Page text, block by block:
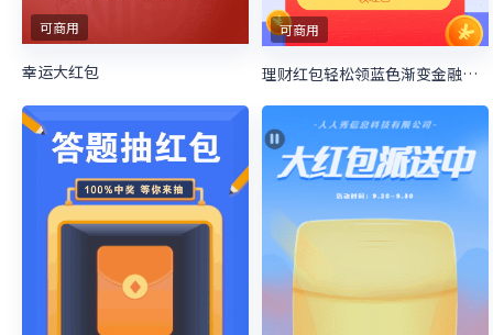
可商用
幸运大红包
可商用
理财红包轻松领蓝色渐变金融风格红包活动